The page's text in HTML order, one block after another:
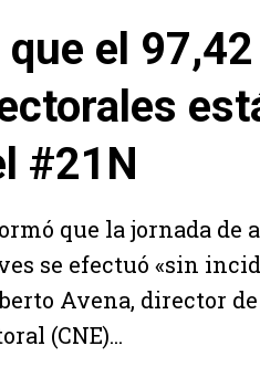
el 97,42
#21N
que la jornada de
se efectuó «sin
Avena, director
(CNE)...